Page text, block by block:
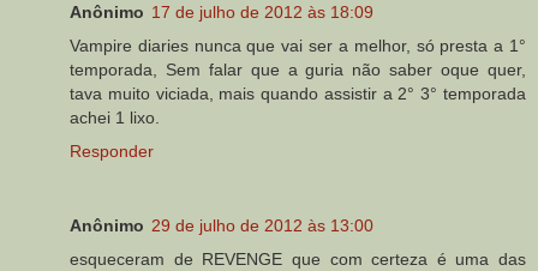
Anônimo 17 de julho de 2012 às 18:09
Vampire diaries nunca que vai ser a melhor, só presta a 1°
temporada, Sem falar que a guria não saber oque quer,
tava muito viciada, mais quando assistir a 2° 3° temporada
achei 1 lixo.
Responder
Anônimo 29 de julho de 2012 às 13:00
esqueceram de REVENGE que com certeza é uma das